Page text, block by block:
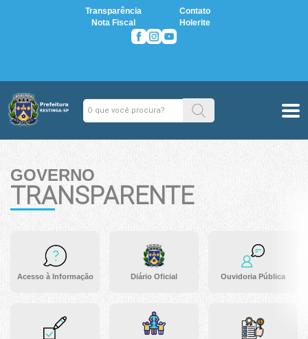
Transparência
Contato
Nota Fiscal
Holerite
GOVERNO
TRANSPARENTE
Acesso à Informação Diário Oficial Ouvidoria Pública